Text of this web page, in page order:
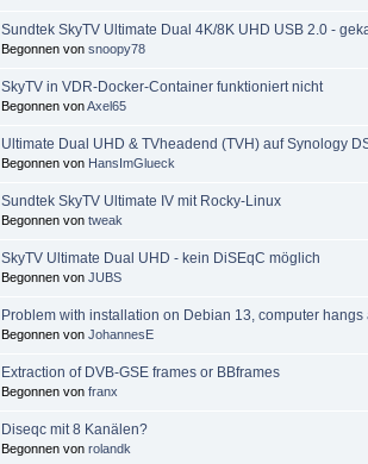
Sundtek SkyTV Ultimate Dual 4K/8K UHD USB 2.0 -
Begonnen von snoopy78
SkyTV in VDR-Docker-Container funktioniert nicht
Begonnen vonAxel65
Ultimate Dual UHD & TVheadend (TVH) auf Synology
Begonnen von HansImGlueck
Sundtek SkyTV Ultimate IV mit Rocky-Linux
Begonnen von tweak
SkyTV Ultimate Dual UHD - kein DiSEqC möglich
Begonnen von JUBS
Problem with installation on Debian 13, computer hangs
Begonnen von JohannesE
Extraction of DVB-GSE frames or BBframes
Begonnen von franx
Diseqc mit 8 Kanälen?
Begonnen von rolandk